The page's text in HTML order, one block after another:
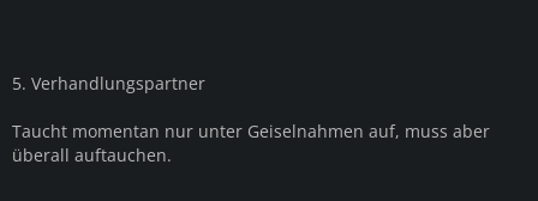
5. Verhandlungspartner
Taucht momentan nur unter Geiselnahmen auf, muss aber
überall auftauchen.